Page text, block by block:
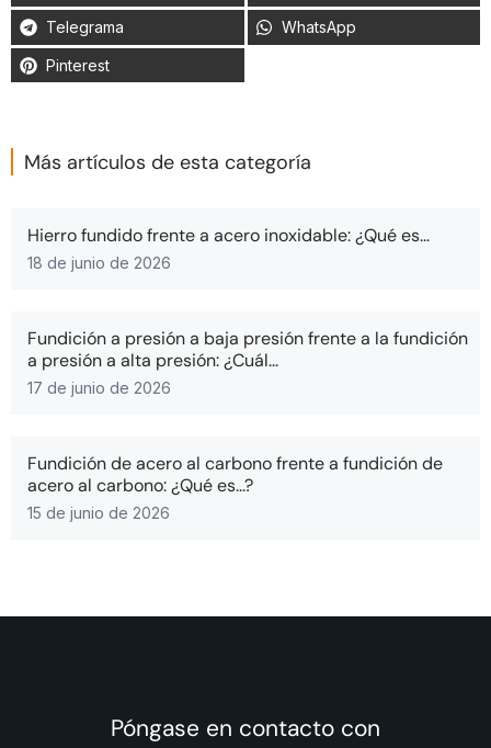
Telegrama WhatsApp
Pinterest
Más artículos de esta categoría
Hierro fundido frente a acero inoxidable: ¿Qué es...
18 de junio de 2026
Fundición a presión a baja presión frente a la fundición
a presión a alta presión: ¿Cuál...
17 de junio de 2026
Fundición de acero al carbono frente a fundición de
acero al carbono: ¿Qué es...?
15 de junio de 2026
Póngase en contacto con